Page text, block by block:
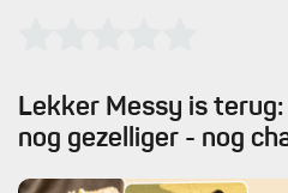
Lekker Messy is
nog gezelliger - nog